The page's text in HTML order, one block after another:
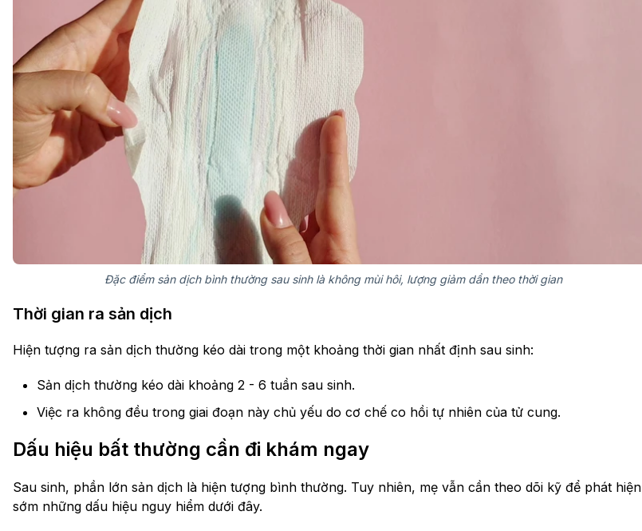
Đặc điểm sản dịch bình thường sau sinh là không mùi hôi, lượng giảm dần theo thời gian
Thời gian ra sản dịch
Hiện tượng ra sản dịch thường kéo dài trong một khoảng thời gian nhất định sau sinh:
Sản dịch thường kéo dài khoảng 2 - 6 tuần sau sinh.
Việc ra không đều trong giai đoạn này chủ yếu do cơ chế co hồi tự nhiên của tử cung.
Dấu hiệu bất thường cần đi khám ngay
Sau sinh, phần lớn sản dịch là hiện tượng bình thường. Tuy nhiên, mẹ vẫn cần theo dõi kỹ để phát hiện
sớm những dấu hiệu nguy hiểm dưới đây.